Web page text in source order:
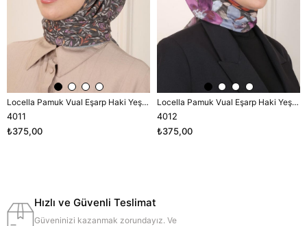
Locella Pamuk Vual Eşarp Haki Yeşili-2
4011
₺375,00
Locella Pamuk Vual Eşarp Haki Yeşili-2
4012
₺375,00
Hızlı ve Güvenli Teslimat
Güveninizi kazanmak zorundayız. Ve